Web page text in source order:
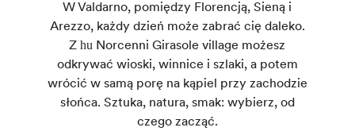
W Valdarno, pomiędzy Florencją, Sieną i
Arezzo, każdy dzień może zabrać cię daleko.
Zhu Norcenni Girasole village możesz
odkrywać wioski, winnice i szlaki, a potem
wrócić w samą porę na kąpiel przy zachodzie
słońca. Sztuka, natura, smak: wybierz, od
czego zacząć.